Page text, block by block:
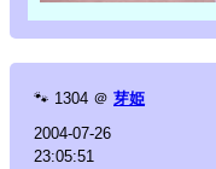
🐾 1304 ＠ 芽姫
2004-07-26
23:05:51